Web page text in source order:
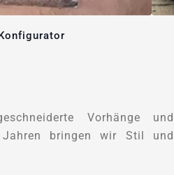
Vorhänge und
bringen wir Stil und